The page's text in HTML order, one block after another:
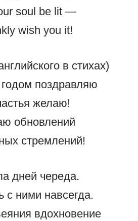
soul be lit —
wish you it!
в стихах)
поздравляю
желаю!
обновлений
стремлений!
дней череда.
с ними навсегда.
вдохновение